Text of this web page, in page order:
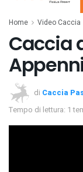
Home Video Caccia
Caccia
di Caccia
Tempo di lettura: 1